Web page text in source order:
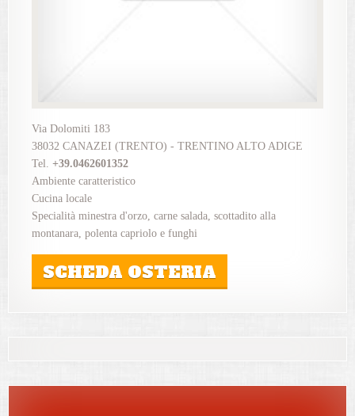
Via Dolomiti 183
38032 CANAZEI (TRENTO) - TRENTINO ALTO ADIGE
Tel. +39.0462601352
Ambiente caratteristico
Cucina locale
Specialità minestra d'orzo, carne salada, scottadito alla
montanara, polenta capriolo e funghi
SCHEDA OSTERIA